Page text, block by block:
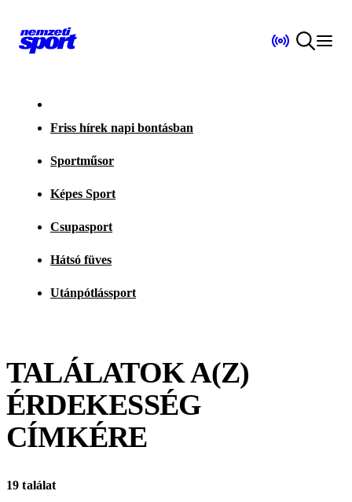
Friss hírek napi bontásban
Sportműsor
Képes Sport
Csupasport
Hátsó füves
Utánpótlássport
TALÁLATOK A(Z)
ÉRDEKESSÉG
CÍMKÉRE
19 találat